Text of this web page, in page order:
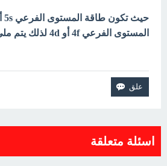
المستوى الفرعي 4f أو 4d لذلك يتم ملئ 5s أولاً.
اسئلة متعلقة